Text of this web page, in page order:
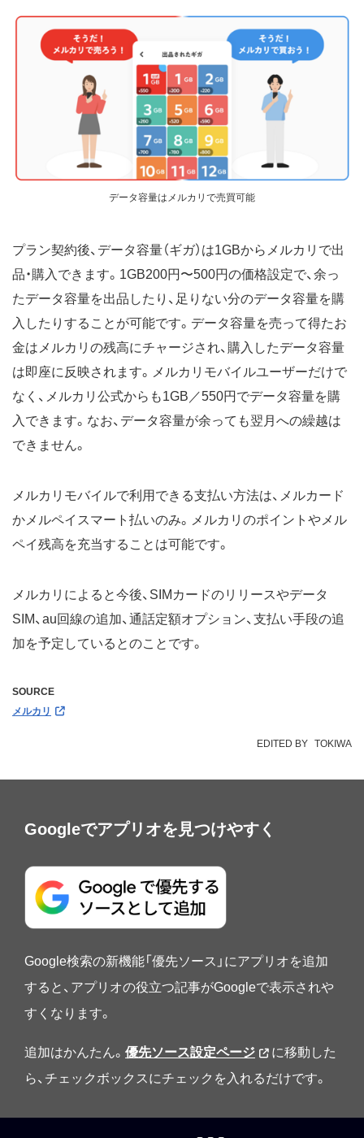
データ容量はメルカリで売買可能
プラン契約後、データ容量（ギガ）は1GBからメルカリで出
品・購入できます。1GB200円〜500円の価格設定で、余っ
たデータ容量を出品したり、足りない分のデータ容量を購
入したりすることが可能です。データ容量を売って得たお
金はメルカリの残高にチャージされ、購入したデータ容量
は即座に反映されます。メルカリモバイルユーザーだけで
なく、メルカリ公式からも1GB／550円でデータ容量を購
入できます。なお、データ容量が余っても翌月への繰越は
できません。
メルカリモバイルで利用できる支払い方法は、メルカード
かメルペイスマート払いのみ。メルカリのポイントやメル
ペイ残高を充当することは可能です。
メルカリによると今後、SIMカードのリリースやデータ
SIM、au回線の追加、通話定額オプション、支払い手段の追
加を予定しているとのことです。
SOURCE
メルカリ
EDITED BY TOKIWA
Googleでアプリオを見つけやすく
Google検索の新機能「優先ソース」にアプリオを追加
すると、アプリオの役立つ記事がGoogleで表示されや
すくなります。
追加はかんたん。 優先ソース設定ページ
に移動した
ら、チェックボックスにチェックを入れるだけです。